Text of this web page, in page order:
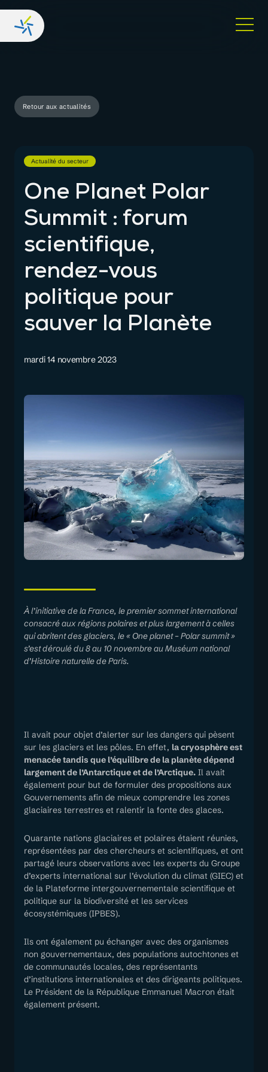
Retour aux actualités
Actualité du secteur
One Planet Polar
Summit : forum
scientifique,
rendez-vous
politique pour
sauver la Planète
mardi 14 novembre 2023
À l’initiative de la France, le premier sommet international
consacré aux régions polaires et plus largement à celles
qui abritent des glaciers, le « One planet – Polar summit »
s’est déroulé du 8 au 10 novembre au Muséum national
d’Histoire naturelle de Paris.
Il avait pour objet d’alerter sur les dangers qui pèsent
sur les glaciers et les pôles. En effet, la cryosphère est
menacée tandis que l’équilibre de la planète dépend
largement de l’Antarctique et de l’Arctique. Il avait
également pour but de formuler des propositions aux
Gouvernements afin de mieux comprendre les zones
glaciaires terrestres et ralentir la fonte des glaces.
Quarante nations glaciaires et polaires étaient réunies,
représentées par des chercheurs et scientifiques, et ont
partagé leurs observations avec les experts du Groupe
d’experts international sur l’évolution du climat (GIEC) et
de la Plateforme intergouvernementale scientifique et
politique sur la biodiversité et les services
écosystémiques (IPBES).
Ils ont également pu échanger avec des organismes
non gouvernementaux, des populations autochtones et
de communautés locales, des représentants
d’institutions internationales et des dirigeants politiques.
Le Président de la République Emmanuel Macron était
également présent.